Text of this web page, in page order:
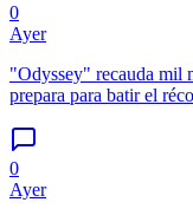
0
Ayer
"Odyssey" recauda mil
prepara para batir el
0
Ayer